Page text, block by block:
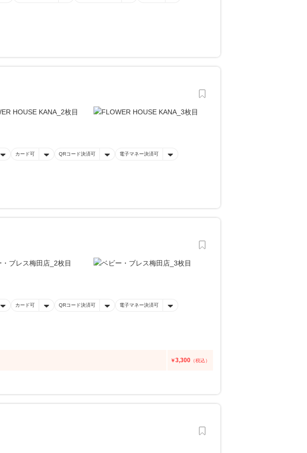
カード可 QRコード決済可 電子マネー決済可
カード可 QRコード決済可 電子マネー決済可
￥3,300 （税込）